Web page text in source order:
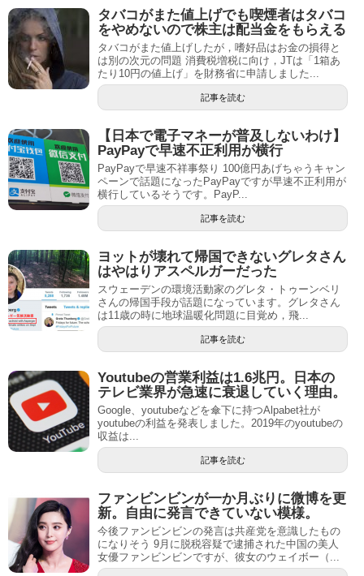
タバコがまた値上げでも喫煙者はタバコ
をやめないので株主は配当金をもらえる
タバコがまた値上げしたが，嗜好品はお金の損得と
は別の次元の問題 消費税増税に向け，JTは「1箱あ
たり10円の値上げ」を財務省に申請しました...
記事を読む
【日本で電子マネーが普及しないわけ】
PayPayで早速不正利用が横行
PayPayで早速不祥事祭り 100億円あげちゃうキャン
ペーンで話題になったPayPayですが早速不正利用が
横行しているそうです。PayP...
記事を読む
ヨットが壊れて帰国できないグレタさん
はやはりアスペルガーだった
スウェーデンの環境活動家のグレタ・トゥーンベリ
さんの帰国手段が話題になっています。グレタさん
は11歳の時に地球温暖化問題に目覚め，飛...
記事を読む
Youtubeの営業利益は1.6兆円。日本の
テレビ業界が急速に衰退していく理由。
Google、youtubeなどを傘下に持つAlpabet社が
youtubeの利益を発表しました。2019年のyoutubeの
収益は...
記事を読む
ファンビンビンが一か月ぶりに微博を更
新。自由に発言できていない模様。
今後ファンビンビンの発言は共産党を意識したもの
になりそう 9月に脱税容疑で逮捕された中国の美人
女優ファンビンビンですが、彼女のウェイボー（...